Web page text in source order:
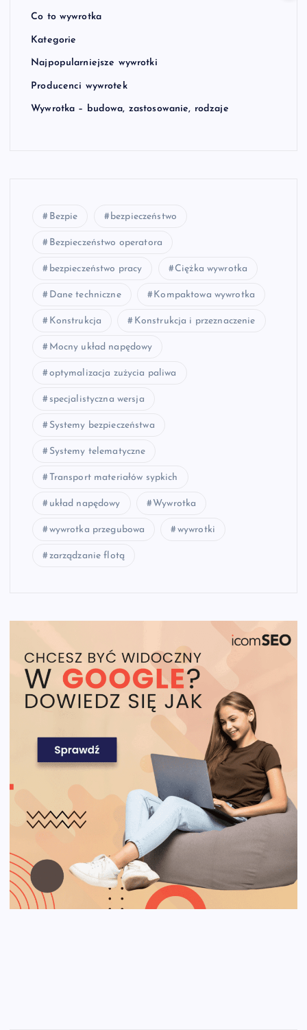
Co to wywrotka
Kategorie
Najpopularniejsze wywrotki
Producenci wywrotek
Wywrotka – budowa, zastosowanie, rodzaje
Bezpie bezpieczeństwo
Bezpieczeństwo operatora
bezpieczeństwo pracy Ciężka wywrotka
Dane techniczne Kompaktowa wywrotka
Konstrukcja Konstrukcja i przeznaczenie
Mocny układ napędowy
optymalizacja zużycia paliwa
specjalistyczna wersja
Systemy bezpieczeństwa
Systemy telematyczne
Transport materiałów sypkich
układ napędowy Wywrotka
wywrotka przegubowa wywrotki
zarządzanie flotą